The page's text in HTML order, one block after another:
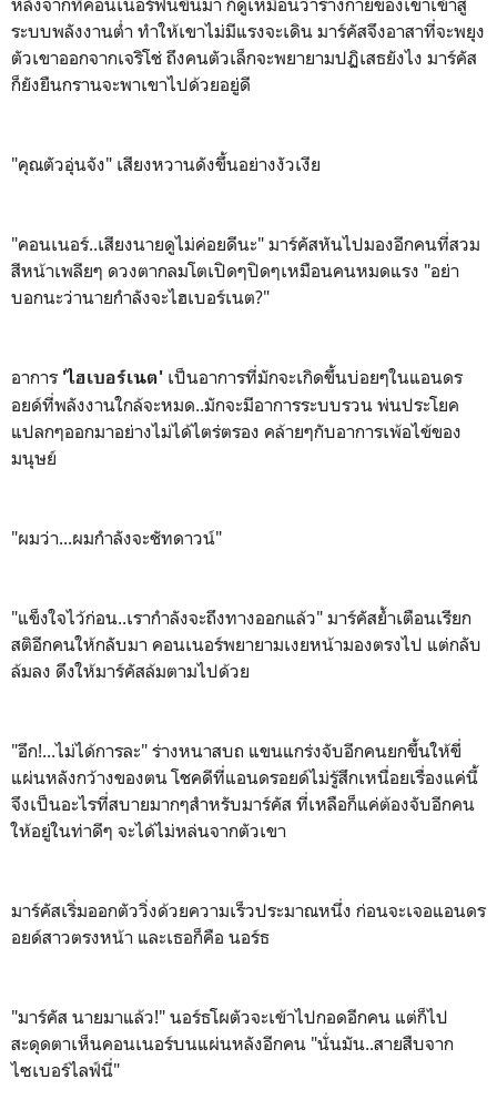
หลังจากที่คอนเนอร์ฟื้นขึ้นมา ก็ดูเหมือนว่าร่างกายของเขาเข้าสู่
ระบบพลังงานต่ำ ทำให้เขาไม่มีแรงจะเดิน มาร์คัสจึงอาสาที่จะพยุง
ตัวเขาออกจากเจริโช่ ถึงคนตัวเล็กจะพยายามปฏิเสธยังไง มาร์คัส
ก็ยังยืนกรานจะพาเขาไปด้วยอยู่ดี
"คุณตัวอุ่นจัง" เสียงหวานดังขึ้นอย่างงัวเงีย
"คอนเนอร์..เสียงนายดูไม่ค่อยดีนะ" มาร์คัสหันไปมองอีกคนที่สวม
สีหน้าเพลียๆ ดวงตากลมโตเปิดๆปิดๆเหมือนคนหมดแรง "อย่า
บอกนะว่านายกำลังจะไฮเบอร์เนต?"
อาการ 'ไฮเบอร์เนต' เป็นอาการที่มักจะเกิดขึ้นบ่อยๆในแอนดร
อยด์ที่พลังงานใกล้จะหมด..มักจะมีอาการระบบรวน พ่นประโยค
แปลกๆออกมาอย่างไม่ได้ไตร่ตรอง คล้ายๆกับอาการเพ้อไข้ของ
มนุษย์
"ผมว่า...ผมกำลังจะชัทดาวน์"
"แข็งใจไว้ก่อน..เรากำลังจะถึงทางออกแล้ว" มาร์คัสย้ำเตือนเรียก
สติอีกคนให้กลับมา คอนเนอร์พยายามเงยหน้ามองตรงไป แต่กลับ
ล้มลง ดึงให้มาร์คัสล้มตามไปด้วย
"อึก!...ไม่ได้การละ" ร่างหนาสบถ แขนแกร่งจับอีกคนยกขึ้นให้ขี่
แผ่นหลังกว้างของตน โชคดีที่แอนดรอยด์ไม่รู้สึกเหนื่อยเรื่องแค่นี้
จึงเป็นอะไรที่สบายมากๆสำหรับมาร์คัส ที่เหลือก็แค่ต้องจับอีกคน
ให้อยู่ในท่าดีๆ จะได้ไม่หล่นจากตัวเขา
มาร์คัสเริ่มออกตัววิ่งด้วยความเร็วประมาณหนึ่ง ก่อนจะเจอแอนดร
อยด์สาวตรงหน้า และเธอก็คือ นอร์ธ
"มาร์คัส นายมาแล้ว!" นอร์ธโผตัวจะเข้าไปกอดอีกคน แต่ก็ไป
สะดุดตาเห็นคอนเนอร์บนแผ่นหลังอีกคน "นั่นมัน..สายสืบจาก
ไซเบอร์ไลฟ์นี่"